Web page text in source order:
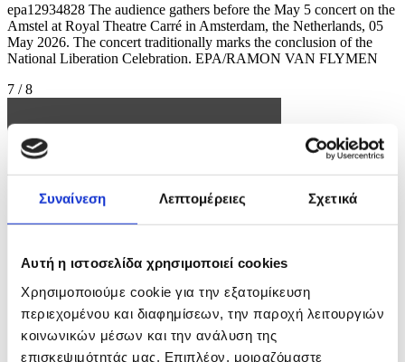
Συναίνεση Λεπτομέρειες Σχετικά
Αυτή η ιστοσελίδα χρησιμοποιεί cookies
Χρησιμοποιούμε cookie για την εξατομίκευση
περιεχομένου και διαφημίσεων, την παροχή λειτουργιών
κοινωνικών μέσων και την ανάλυση της
επισκεψιμότητάς μας. Επιπλέον, μοιραζόμαστε
epa12934828 The audience gathers before the May 5 concert on the
Amstel at Royal Theatre Carré in Amsterdam, the Netherlands, 05
May 2026. The concert traditionally marks the conclusion of the
National Liberation Celebration. EPA/RAMON VAN FLYMEN
7 / 8